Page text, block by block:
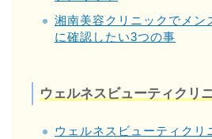
湘南美容クリニックでメン
に確認したい3つの事
ウェルネスビューティクリ
ウェルネスビューティクリ